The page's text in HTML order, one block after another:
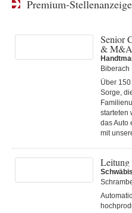
Premium-
Senior
& M&A
Biberach
Über
Sorge,
starteten
das Auto
mit